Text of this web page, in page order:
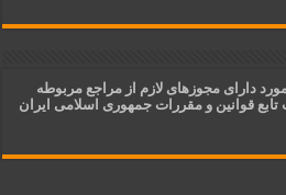
دارای مجوزهای لازم از مراجع مربوطه
قوانین و مقررات جمهوری اسلامی ایران